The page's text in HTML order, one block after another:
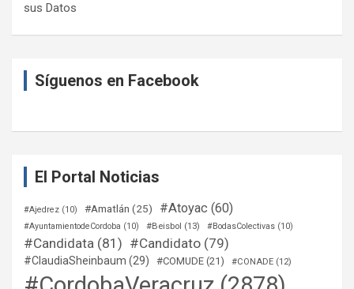
sus Datos
Síguenos en Facebook
El Portal Noticias
#Ajedrez (10) #Amatlán (25) #Atoyac (60)
#AyuntamientodeCordoba (10) #Beisbol (13) #BodasColectivas (10)
#Candidata (81) #Candidato (79)
#ClaudiaSheinbaum (29) #COMUDE (21) #CONADE (12)